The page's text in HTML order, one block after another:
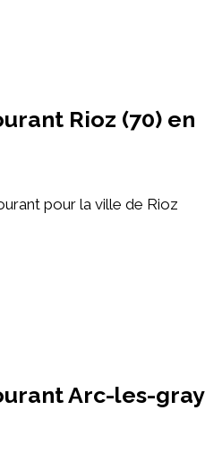
Rioz (70) en
pour la ville de Rioz
Arc-les-gray